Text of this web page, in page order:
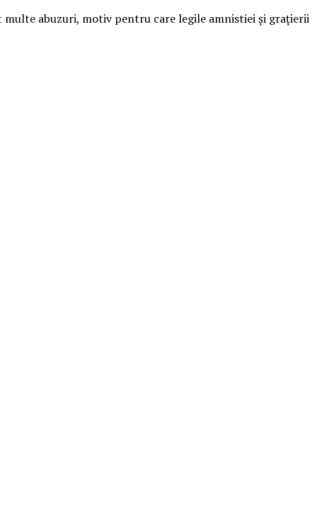
abuzuri, motiv pentru care legile amnistiei şi graţierii